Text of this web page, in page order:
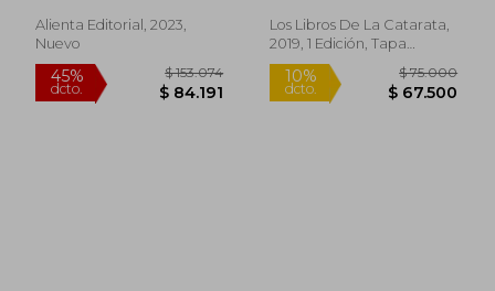
Libro Físico
Alienta Editorial, 2023,
Nuevo
Los Libros De La Catarata,
2019, 1 Edición, Tapa
Blanda, Nuevo